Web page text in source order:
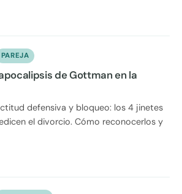
PAREJA
de Gottman en la
defensiva y bloqueo: los 4 jinetes
el divorcio. Cómo reconocerlos y